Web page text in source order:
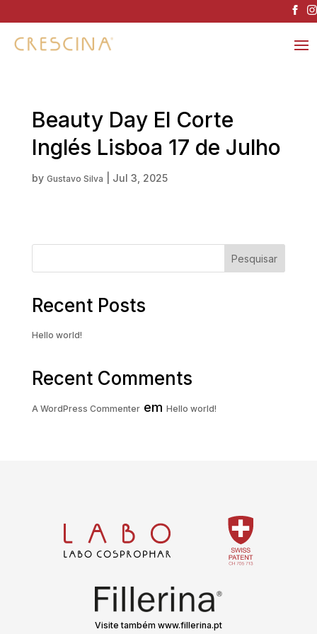
Beauty Day El Corte
Inglés Lisboa 17 de Julho
by Gustavo Silva Jul 3, 2025
Pesquisar
Recent Posts
Hello world!
Recent Comments
A WordPress Commenterem Hello world!
Visite também www.fillerina.pt